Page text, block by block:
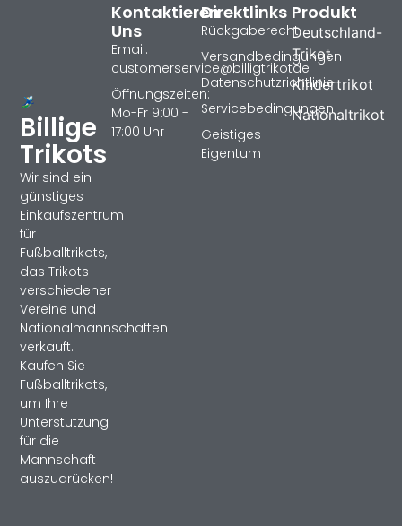
Billige
Trikots
Wir sind ein
günstiges
Einkaufszentrum
für
Fußballtrikots,
das Trikots
verschiedener
Vereine und
Nationalmannschaften
verkauft.
Kaufen Sie
Fußballtrikots,
um Ihre
Unterstützung
für die
Mannschaft
auszudrücken!
Produkt
Deutschland-
Trikot
Kindertrikot
Nationaltrikot
Direktlinks
Rückgaberecht
Versandbedingungen
Datenschutzrichtlinie
Servicebedingungen
Geistiges
Eigentum
Kontaktieren
Uns
Email:
customerservice@billigtrikotde
Öffnungszeiten:
Mo-Fr 9:00 -
17:00 Uhr